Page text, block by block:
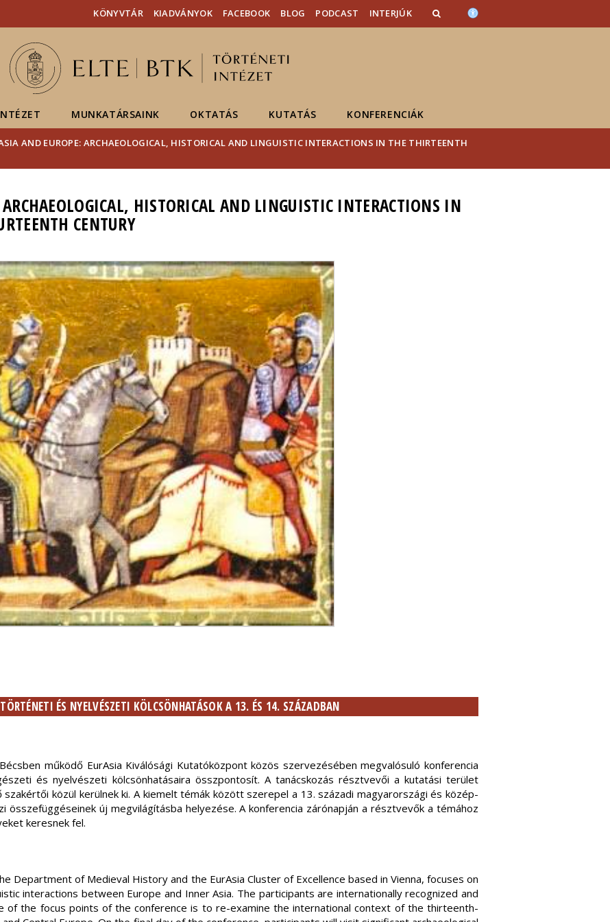
Hírek
Események
ELTE a
KÖNYVTÁR KIADVÁNYOK FACEBOOK BLOG PODCAST INTERJÚK
MUNKATÁRSAINK OKTATÁS KUTATÁS KONFERENCIÁK
AND EUROPE: ARCHAEOLOGICAL, HISTORICAL AND LINGUISTIC INTERACTIONS IN THE THIRTEENTH
HISTORICAL AND LINGUISTIC INTERACTIONS IN
CENTURY
ÉS NYELVÉSZETI KÖLCSÖNHATÁSOK A 13. ÉS 14. SZÁZADBAN
működő EurAsia Kiválósági Kutatóközpont közös szervezésében megvalósuló konferencia
és nyelvészeti kölcsönhatásaira összpontosít. A tanácskozás résztvevői a kutatási terület
közül kerülnek ki. A kiemelt témák között szerepel a 13. századi magyarországi és közép-
összefüggéseinek új megvilágításba helyezése. A konferencia zárónapján a résztvevők a témához
keresnek fel.
Department of Medieval History and the EurAsia Cluster of Excellence based in Vienna, focuses on
interactions between Europe and Inner Asia. The participants are internationally recognized and
of the focus points of the conference is to re-examine the international context of the thirteenth-